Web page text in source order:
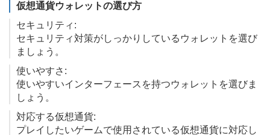
仮想通貨ウォレットの選び方
セキュリティ:
セキュリティ対策がしっかりしているウォレットを選び
ましょう。
使いやすさ:
使いやすいインターフェースを持つウォレットを選びま
しょう。
対応する仮想通貨:
プレイしたいゲームで使用されている仮想通貨に対応し